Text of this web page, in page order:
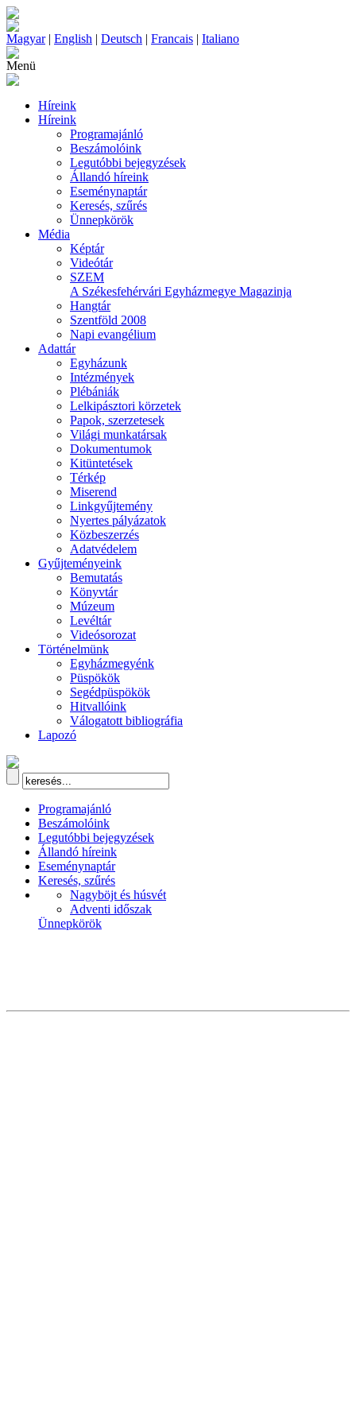
Magyar| English | Deutsch | Francais | Italiano
Menü
Híreink
Híreink
Programajánló
Beszámolóink
Legutóbbi bejegyzések
Állandó híreink
Eseménynaptár
Keresés, szűrés
Ünnepkörök
Média
Képtár
Videótár
SZEM
A Székesfehérvári Egyházmegye Magazinja
Hangtár
Szentföld 2008
Napi evangélium
Adattár
Egyházunk
Intézmények
Plébániák
Lelkipásztori körzetek
Papok, szerzetesek
Világi munkatársak
Dokumentumok
Kitüntetések
Térkép
Miserend
Linkgyűjtemény
Nyertes pályázatok
Közbeszerzés
Adatvédelem
Gyűjteményeink
Bemutatás
Könyvtár
Múzeum
Levéltár
Videósorozat
Történelmünk
Egyházmegyénk
Püspökök
Segédpüspökök
Hitvallóink
Válogatott bibliográfia
Lapozó
Programajánló
Beszámolóink
Legutóbbi bejegyzések
Állandó híreink
Eseménynaptár
Keresés, szűrés
Nagyböjt és húsvét
Adventi időszak
Ünnepkörök